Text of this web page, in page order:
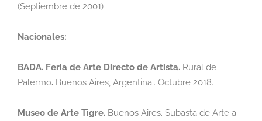
(Septiembre de 2001)
Nacionales:
BADA. Feria de Arte Directo de Artista. Rural de
Palermo. Buenos Aires, Argentina.. Octubre 2018.
Museo de Arte Tigre. Buenos Aires. Subasta de Arte a